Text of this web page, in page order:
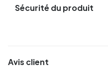
Sécurité du produit
Avis client